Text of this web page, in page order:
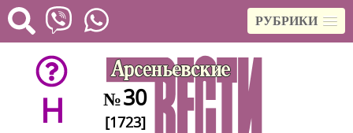
РУБРИКИ
H №30
[1723]